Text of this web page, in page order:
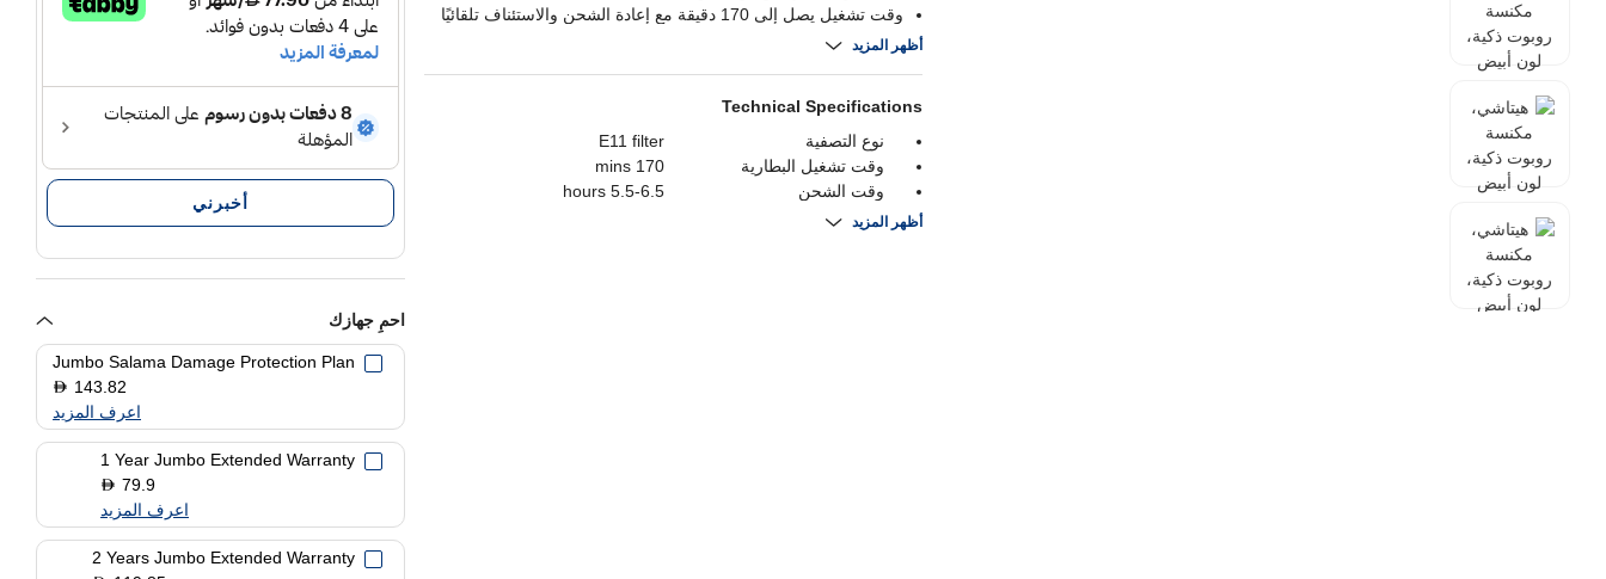
وقت تشغيل يصل إلى 170 دقيقة مع إعادة الشحن والاستئناف تلقائيًا
تحكم عبر واي فاي مع حماية بيانات معتمدة
أظهر المزيد
Technical Specifications
نوع التصفية
E11 filter
وقت تشغيل البطارية
170 mins
وقت الشحن
5.5-6.5 hours
قوة الشفطأظهر المزيد
أخبرني
احمِ جهازك
Jumbo Salama Damage Protection Plan
D 143.82
اعرف المزيد
1 Year Jumbo Extended Warranty
D 79.9
اعرف المزيد
2 Years Jumbo Extended Warranty